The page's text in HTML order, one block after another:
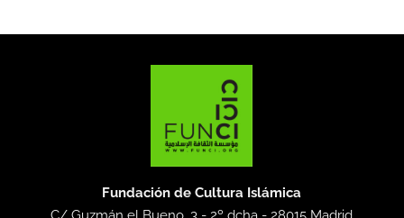
Fundación de Cultura Islámica